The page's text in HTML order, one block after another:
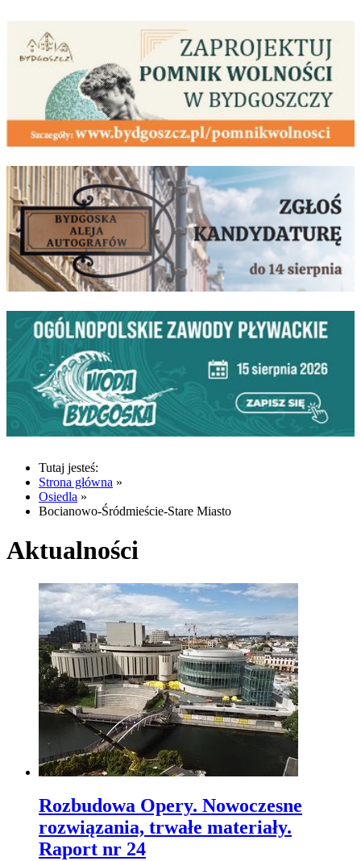
Tutaj jesteś:
Strona główna »
Osiedla »
Bocianowo-Śródmieście-Stare Miasto
Aktualności
Rozbudowa Opery. Nowoczesne
rozwiązania, trwałe materiały.
Raport nr 24